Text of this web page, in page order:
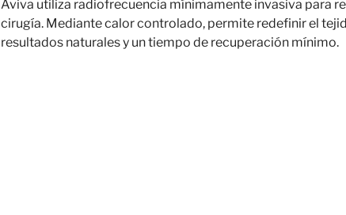
Aviva utiliza radiofrecuencia mínimamente invasiva para
cirugía. Mediante calor controlado, permite redefinir el
resultados naturales y un tiempo de recuperación mínimo.